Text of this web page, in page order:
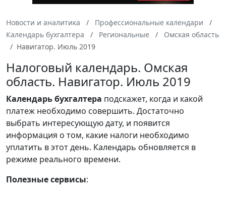
Новости и аналитика
Профессиональные календари
Календарь бухгалтера
Региональные
Омская область
Навигатор. Июль 2019
Налоговый календарь. Омская
область. Навигатор. Июль 2019
Календарьбухгалтера подскажет, когда и какой
платеж необходимо совершить. Достаточно
выбрать интересующую дату, и появится
информация о том, какие налоги необходимо
уплатить в этот день. Календарь обновляется в
режиме реального времени.
Полезные сервисы: